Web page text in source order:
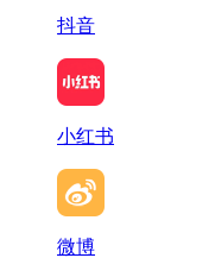
抖音
小红书
微博